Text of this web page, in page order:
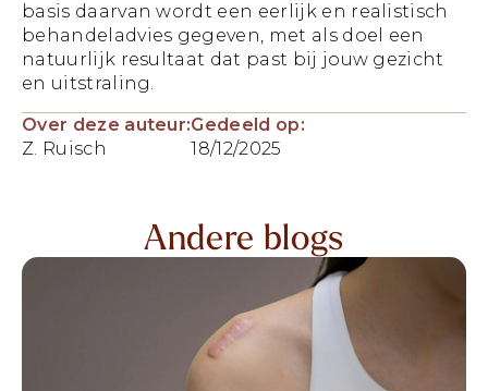
basis daarvan wordt een eerlijk en realistisch
behandeladvies gegeven, met als doel een
natuurlijk resultaat dat past bij jouw gezicht
en uitstraling.
Over deze auteur:
Z. Ruisch
Gedeeld op:
18/12/2025
Andere blogs